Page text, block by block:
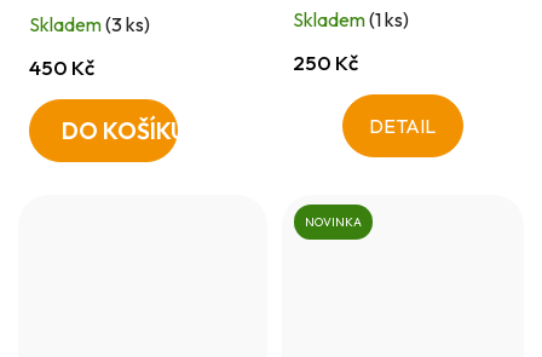
Skladem(3 ks)
450 Kč
DO KOŠÍKU
Skladem(1 ks)
250 Kč
DETAIL
NOVINKA